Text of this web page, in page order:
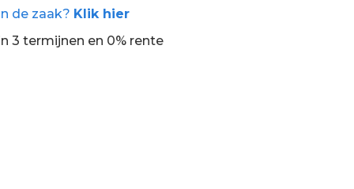
de zaak? Klik hier
3 termijnen en 0% rente